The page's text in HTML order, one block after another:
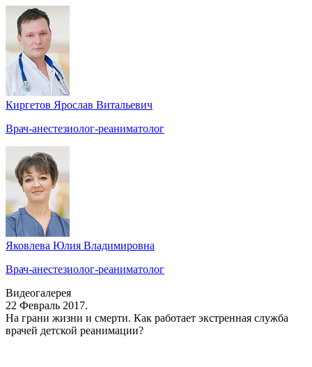
Киргетов Ярослав Витальевич
Врач-анестезиолог-реаниматолог
Яковлева Юлия Владимировна
Врач-анестезиолог-реаниматолог
Видеогалерея
22 Февраль 2017.
На грани жизни и смерти. Как работает экстренная служба
врачей детской реанимации?